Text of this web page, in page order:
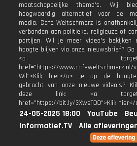
maatschappelijke thema's. Wij
hoogwaardig alternatief voor de
media. Café Weltschmerz is
verbonden aan politieke, religieuze of
partijen. Wil je meer video's bekijken
hoogte blijven via onze nieuwsbrief? Ga
<a
href="https://www.cafeweltschmerz.nl/
Wil">Klik hier</a> je op de
gebracht van onze nieuwe video's?
deze link: <a
href="https://bit.ly/3XweTO0">Klik hier</
24-05-2025 18:00 YouTube
Informatief.TV
Alle